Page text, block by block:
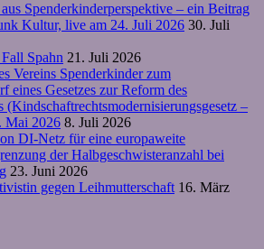
Spenderkinderperspektive – ein Beitrag
Kultur, live am 24. Juli 2026 30. Juli
Spahn 21. Juli 2026
Vereins Spenderkinder zum
eines Gesetzes zur Reform des
(Kindschaftrechtsmodernisierungsgesetz –
Mai 2026 8. Juli 2026
DI-Netz für eine europaweite
der Halbgeschwisteranzahl bei
23. Juni 2026
gegen Leihmutterschaft 16. März